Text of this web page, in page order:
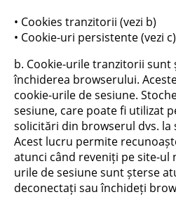
• Cookies tranzitorii (vezi b)
• Cookie-uri persistente (vezi c)
b. Cookie-urile tranzitorii sunt
închiderea browserului.
cookie-urile de sesiune.
sesiune, care poate fi utilizat
solicitări din browserul dvs. la
Acest lucru permite
atunci când reveniți pe site-ul
urile de sesiune sunt șterse
deconectați sau închideți